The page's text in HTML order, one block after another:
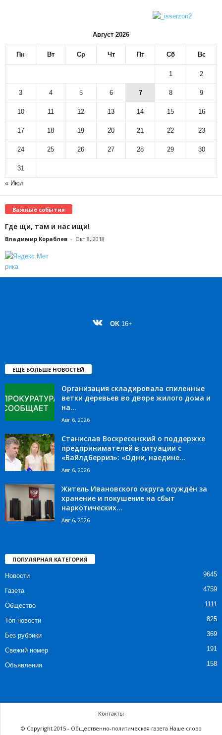
Август 2026
Пн Вт Ср Чт Пт Сб Вс
1 2
3 4 5 6 7 8 9
10 11 12 13 14 15 16
17 18 19 20 21 22 23
24 25 26 27 28 29 30
31
« Июл
Важные события
Где щи, там и нас ищи!
Владимир Кораблев - Окт 8, 2018
OK 16+
ЕЩЁ БОЛЬШЕ НОВОСТЕЙ
Организация складировала спиленные
ветки деревьев во дворе жилого дома и
на...
Авг 6, 2026
Станислав Воскресенский о поддержке
предпринимателей в ситуации с
«Вайлдберриз»: «Одни, наедине...
Авг 6, 2026
Житель Ивановского округа осуждён за
хранение и покушение на сбыт
наркотических...
Авг 6, 2026
ПОПУЛЯРНАЯ КАТЕГОРИЯ
Новости 9645
Газета 4759
Общество 1111
Топ новости 825
Без рубрики 369
Свежий номер 191
Объявления 158
Контакты
© Copyright 2015 - Общественно-политическая газета Наше слово